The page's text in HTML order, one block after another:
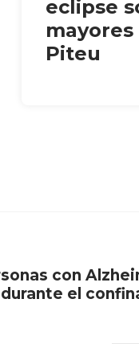
eclipse
mayores
Piteu
con
el